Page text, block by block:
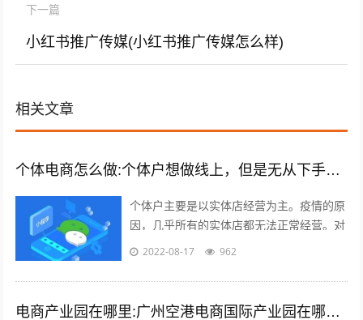
下一篇
小红书推广传媒(小红书推广传媒怎么样)
相关文章
个体电商怎么做:个体户想做线上，但是无从下手，有什么建议吗？
个体户主要是以实体店经营为主。疫情的原
因，几乎所有的实体店都无法正常经营。对
于实体店来说，关门就意味着没有任何收入
2022-08-17 962
电商产业园在哪里:广州空港电商国际产业园在哪里？主要是做什么的？